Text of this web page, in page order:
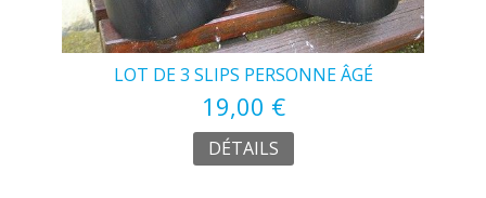
LOT DE 3 SLIPS PERSONNE ÂGÉ
19,00 €
DÉTAILS